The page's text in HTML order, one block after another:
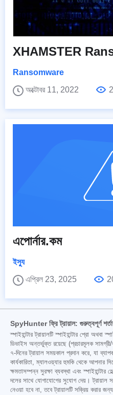
XHAMSTER
Ransomware
অক্টোবর 11, 2022
এপোর্নার.কম
ইস্যু
এপ্রিল 23, 2025
SpyHunter ফ্রি ট্রায়াল: গুরুত্বপূর্ণ
স্পাইহান্টার ট্রায়ালটি স্পাইহান্টার প্রো
ডিভাইস অন্তর্ভুক্ত রয়েছে (প্রচারমূলক
৭-দিনের ট্রায়াল সময়কাল প্রদান করে, যা
কার্যকারিতা, ম্যালওয়্যার হুমকি থেকে আপনার
ক্ষমতাসম্পন্ন সুরক্ষা ব্যবস্থা এবং স্পাইহান্টার
দলের সাথে যোগাযোগের সুযোগ দেয়। ট্রায়াল
নেওয়া হবে না, তবে ট্রায়ালটি সক্রিয় করার